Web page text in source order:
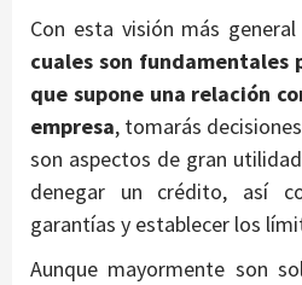
Con esta visión más
cuales son fundamentales
que supone una relación
empresa, tomarás
son aspectos de gran
denegar un crédito, así
garantías y establecer los
Aunque mayormente son